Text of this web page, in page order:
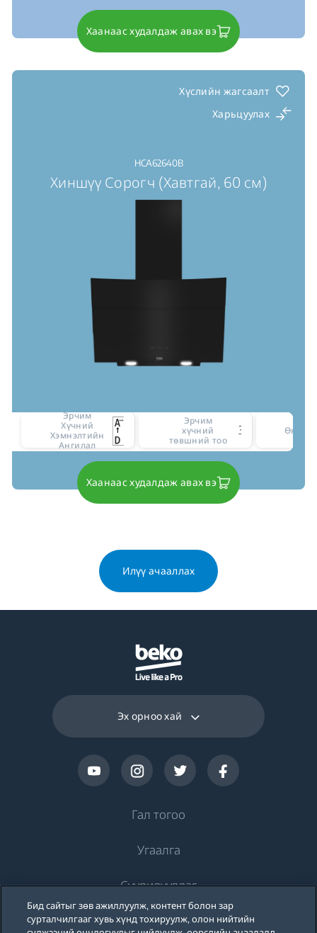
Хаанаас худалдаж авах вэ
Хүслийн жагсаалт
Харьцуулах
HCA62640B
Хиншүү Сорогч (Хавтгай, 60 см)
Эрчим
Хүчний
Хэмнэлтийн
Ангилал
Эрчим
хүчний
төвшний тоо
Өнгө
Хаанаас худалдаж авах вэ
Илүү ачааллах
Эх орноо хай
Гал тогоо
Хөлдөөгч
Угаалга
Угаалгын машин
Суурилуулдаг
Хөргөлт
Beko-ийн тухай
Бид сайтыг зөв ажиллуулж, контент болон зар
сурталчилгааг хувь хүнд тохируулж, олон нийтийн